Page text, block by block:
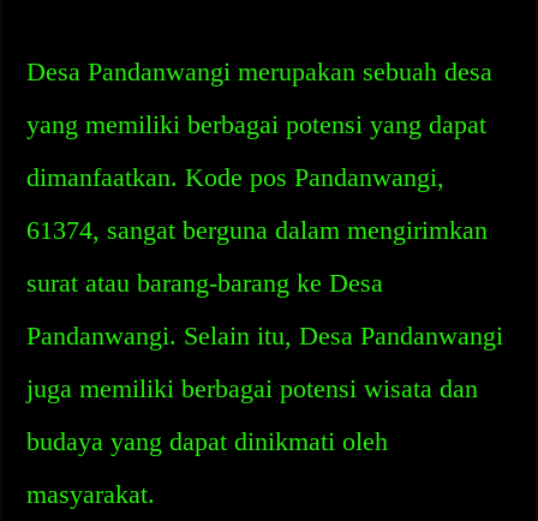
Desa Pandanwangi merupakan sebuah desa
yang memiliki berbagai potensi yang dapat
dimanfaatkan. Kode pos Pandanwangi,
61374, sangat berguna dalam mengirimkan
surat atau barang-barang ke Desa
Pandanwangi. Selain itu, Desa Pandanwangi
juga memiliki berbagai potensi wisata dan
budaya yang dapat dinikmati oleh
masyarakat.